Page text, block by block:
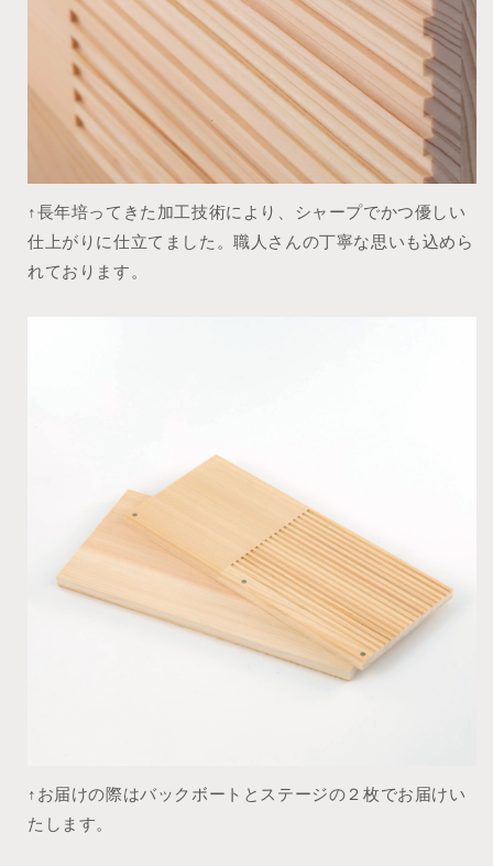
↑長年培ってきた加工技術により、シャープでかつ優しい
仕上がりに仕立てました。職人さんの丁寧な思いも込めら
れております。
↑お届けの際はバックボートとステージの２枚でお届けい
たします。